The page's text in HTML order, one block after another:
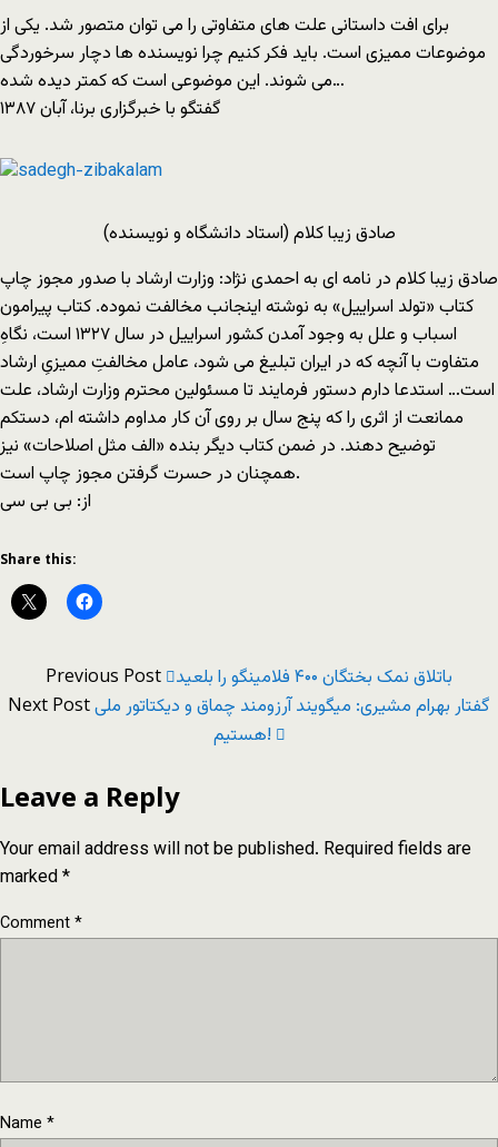
برای افت داستانی علت های متفاوتی را می توان متصور شد. یکی از
موضوعات ممیزی است. باید فکر کنیم چرا نویسنده ها دچار سرخوردگی
می شوند. این موضوعی است که کمتر دیده شده…
گفتگو با خبرگزاری برنا، آبان ۱۳۸۷
صادق زیبا کلام (استاد دانشگاه و نویسنده)
صادق زیبا کلام در نامه ای به احمدی نژاد: وزارت ارشاد با صدور مجوز چاپ
کتاب «تولد اسراییل» به نوشته اینجانب مخالفت نموده. کتاب پیرامون
اسباب و علل به وجود آمدن کشور اسراییل در سال ۱۳۲۷ است، نگاهِ
متفاوت با آنچه که در ایران تبلیغ می شود، عامل مخالفتِ ممیزیِ ارشاد
است… استدعا دارم دستور فرمایند تا مسئولین محترم وزارت ارشاد، علت
ممانعت از اثری را که پنج سال بر روی آن کار مداوم داشته ام، دستکم
توضیح دهند. در ضمن کتاب دیگر بنده «الف مثل اصلاحات» نیز
همچنان در حسرت گرفتن مجوز چاپ است.
از: بی بی سی
Share this:
Previous Post باتلاق نمک بختگان ۴۰۰ فلامینگو را بلعید
Next Postگفتار بهرام مشیری: میگویند آرزومند چماق و دیکتاتور ملی‌
هستیم!
Leave a Reply
Your email address will not be published. Required fields are
marked*
Comment*
Name *